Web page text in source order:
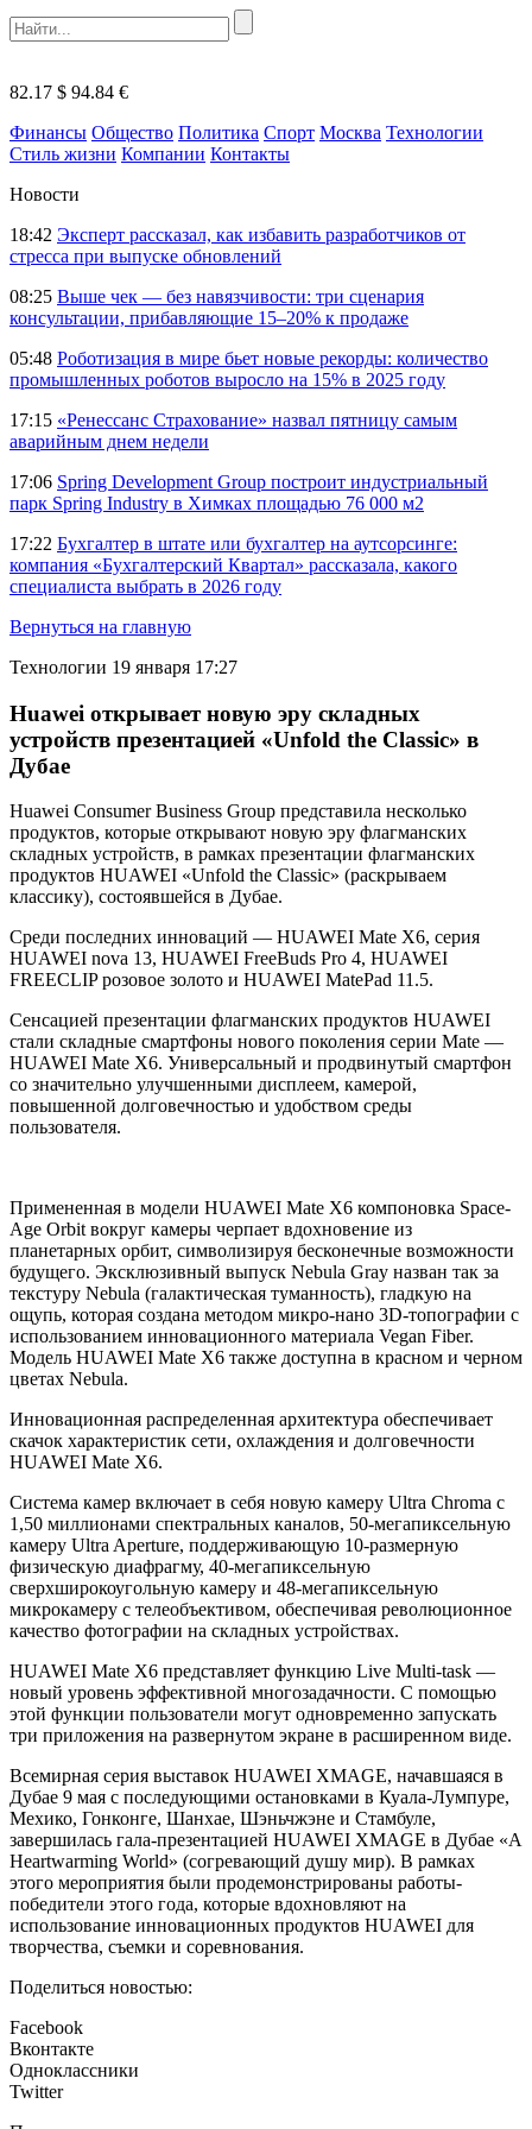
82.17 $ 94.84 €
Финансы Общество Политика Спорт Москва Технологии
Стиль жизни Компании Контакты
Новости
18:42 Эксперт рассказал, как избавить разработчиков от
стресса при выпуске обновлений
08:25 Выше чек — без навязчивости: три сценария
консультации, прибавляющие 15–20% к продаже
05:48 Роботизация в мире бьет новые рекорды: количество
промышленных роботов выросло на 15% в 2025 году
17:15 «Ренессанс Страхование» назвал пятницу самым
аварийным днем недели
17:06 Spring Development Group построит индустриальный
парк Spring Industry в Химках площадью 76 000 м2
17:22 Бухгалтер в штате или бухгалтер на аутсорсинге:
компания «Бухгалтерский Квартал» рассказала, какого
специалиста выбрать в 2026 году
Вернуться на главную
Технологии 19 января 17:27
Huawei открывает новую эру складных
устройств презентацией «Unfold the Classic» в
Дубае
Huawei Consumer Business Group представила несколько
продуктов, которые открывают новую эру флагманских
складных устройств, в рамках презентации флагманских
продуктов HUAWEI «Unfold the Classic» (раскрываем
классику), состоявшейся в Дубае.
Среди последних инноваций — HUAWEI Mate X6, серия
HUAWEI nova 13, HUAWEI FreeBuds Pro 4, HUAWEI
FREECLIP розовое золото и HUAWEI MatePad 11.5.
Сенсацией презентации флагманских продуктов HUAWEI
стали складные смартфоны нового поколения серии Mate —
HUAWEI Mate X6. Универсальный и продвинутый смартфон
со значительно улучшенными дисплеем, камерой,
повышенной долговечностью и удобством среды
пользователя.
Примененная в модели HUAWEI Mate X6 компоновка Space-
Age Orbit вокруг камеры черпает вдохновение из
планетарных орбит, символизируя бесконечные возможности
будущего. Эксклюзивный выпуск Nebula Gray назван так за
текстуру Nebula (галактическая туманность), гладкую на
ощупь, которая создана методом микро-нано 3D-топографии с
использованием инновационного материала Vegan Fiber.
Модель HUAWEI Mate X6 также доступна в красном и черном
цветах Nebula.
Инновационная распределенная архитектура обеспечивает
скачок характеристик сети, охлаждения и долговечности
HUAWEI Mate X6.
Система камер включает в себя новую камеру Ultra Chroma с
1,50 миллионами спектральных каналов, 50-мегапиксельную
камеру Ultra Aperture, поддерживающую 10-размерную
физическую диафрагму, 40-мегапиксельную
сверхширокоугольную камеру и 48-мегапиксельную
микрокамеру с телеобъективом, обеспечивая революционное
качество фотографии на складных устройствах.
HUAWEI Mate X6 представляет функцию Live Multi-task —
новый уровень эффективной многозадачности. С помощью
этой функции пользователи могут одновременно запускать
три приложения на развернутом экране в расширенном виде.
Всемирная серия выставок HUAWEI XMAGE, начавшаяся в
Дубае 9 мая с последующими остановками в Куала-Лумпуре,
Мехико, Гонконге, Шанхае, Шэньчжэне и Стамбуле,
завершилась гала-презентацией HUAWEI XMAGE в Дубае «A
Heartwarming World» (согревающий душу мир). В рамках
этого мероприятия были продемонстрированы работы-
победители этого года, которые вдохновляют на
использование инновационных продуктов HUAWEI для
творчества, съемки и соревнования.
Поделиться новостью:
Facebook
Вконтакте
Одноклассники
Twitter